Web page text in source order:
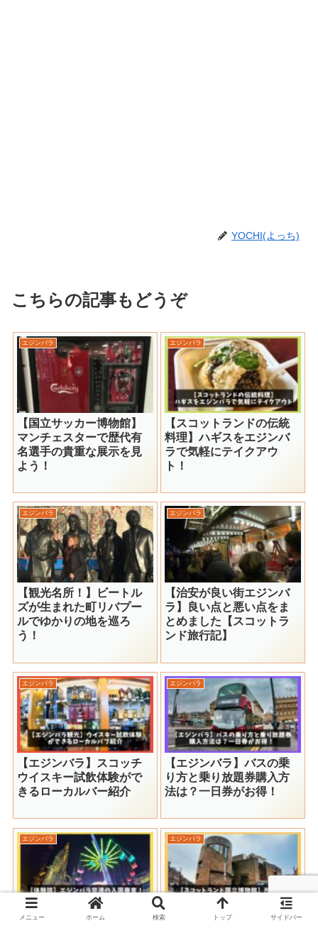
YOCHI(よっち)
こちらの記事もどうぞ
エジンバラ
【国立サッカー博物館】
マンチェスターで歴代有
名選手の貴重な展示を見
よう！
エジンバラ
【スコットランドの伝統
料理】ハギスをエジンバ
ラで気軽にテイクアウ
ト！
エジンバラ
【観光名所！】ビートル
ズが生まれた町リバプー
ルでゆかりの地を巡ろ
う！
エジンバラ
【治安が良い街エジンバ
ラ】良い点と悪い点をま
とめました【スコットラ
ンド旅行記】
エジンバラ
【エジンバラ】スコッチ
ウイスキー試飲体験がで
きるローカルバー紹介
エジンバラ
【エジンバラ】バスの乗
り方と乗り放題券購入方
法は？一日券がお得！
エジンバラ
エジンバラ空港の入国審
エジンバラ
【スコットランド国立博
メニュー ホーム 検索 トップ サイドバー